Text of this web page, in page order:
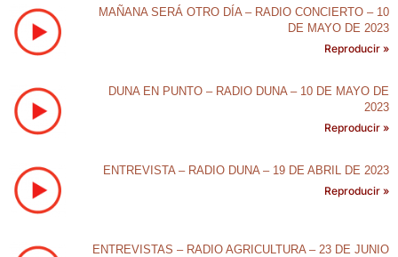
MAÑANA SERÁ OTRO DÍA – RADIO CONCIERTO – 10
DE MAYO DE 2023
Reproducir »
DUNA EN PUNTO – RADIO DUNA – 10 DE MAYO DE
2023
Reproducir »
ENTREVISTA – RADIO DUNA – 19 DE ABRIL DE 2023
Reproducir »
ENTREVISTAS – RADIO AGRICULTURA – 23 DE JUNIO